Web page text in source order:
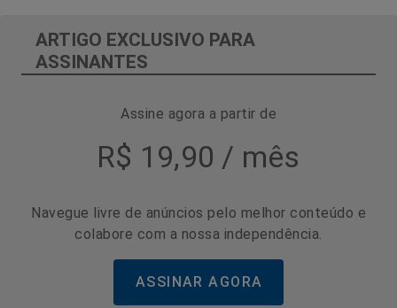
ARTIGO EXCLUSIVO PARA
ASSINANTES
Assine agora a partir de
R$ 19,90 / mês
Navegue livre de anúncios pelo melhor conteúdo e
colabore com a nossa independência.
ASSINAR AGORA